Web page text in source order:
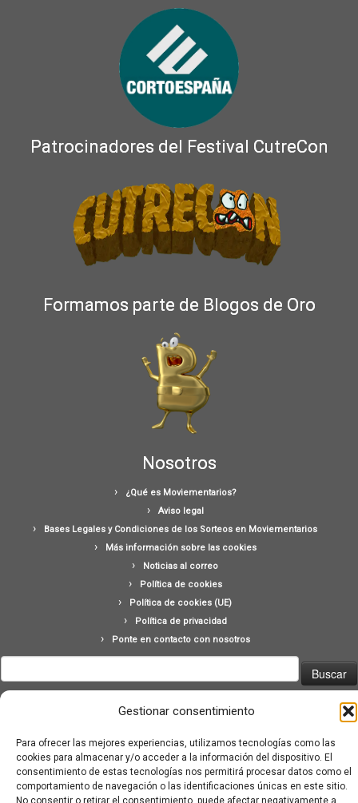
Gestionar consentimiento
Para ofrecer las mejores experiencias, utilizamos tecnologías como las
cookies para almacenar y/o acceder a la información del dispositivo. El
consentimiento de estas tecnologías nos permitirá procesar datos como el
comportamiento de navegación o las identificaciones únicas en este sitio.
No consentir o retirar el consentimiento, puede afectar negativamente a
Patrocinadores del Festival CutreCon
Formamos parte de Blogos de Oro
Nosotros
¿Qué es Moviementarios?
Aviso legal
Bases Legales y Condiciones de los Sorteos en Moviementarios
Más información sobre las cookies
Noticias al correo
Política de cookies
Política de cookies (UE)
Política de privacidad
Ponte en contacto con nosotros
· © 2026 Moviementarios·Funciona con
·
Diseñado con el